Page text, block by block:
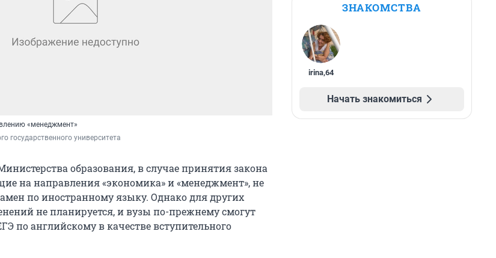
«менеджмент»
государственного университета
образования, в случае принятия закона
на направления «экономика» и «менеджмент», не
по иностранному языку. Однако для других
не планируется, и вузы по-прежнему смогут
по английскому в качестве вступительного
ЗНАКОМСТВА
irina,64
Начать знакомиться